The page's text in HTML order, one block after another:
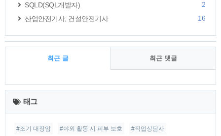
SQLD(SQL개발자)
2
산업안전기사; 건설안전기사
16
최근 글 최근 댓글
최
근
글
태그
#조기 대장암 #야외 활동 시 피부 보호 #직업상담사